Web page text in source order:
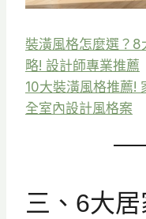
裝潢風格怎麼選？
略! 設計師專業推薦
10大裝潢風格推薦!
全室內設計風格案
三、6大